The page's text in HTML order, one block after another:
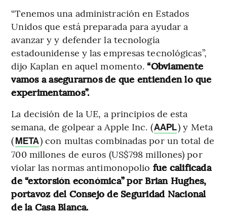
“Tenemos una administración en Estados
Unidos que está preparada para ayudar a
avanzar y y defender la tecnología
estadounidense y las empresas tecnológicas”,
dijo Kaplan en aquel momento.“Obviamente
vamos a asegurarnos de que entienden lo que
experimentamos”.
La decisión de la UE, a principios de esta
semana, de golpear a Apple Inc. (AAPL) y Meta
(META) con multas combinadas por un total de
700 millones de euros (US$798 millones) por
violar las normas antimonopolio fue calificada
de “extorsión económica” por Brian Hughes,
portavoz del Consejo de Seguridad Nacional
de la Casa Blanca.